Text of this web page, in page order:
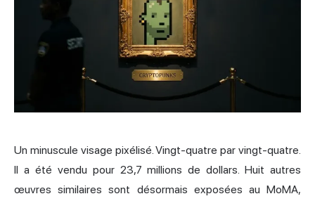
Un minuscule visage pixélisé. Vingt-quatre par vingt-quatre.
Il a été vendu pour 23,7 millions de dollars. Huit autres
œuvres similaires sont désormais exposées au MoMA,